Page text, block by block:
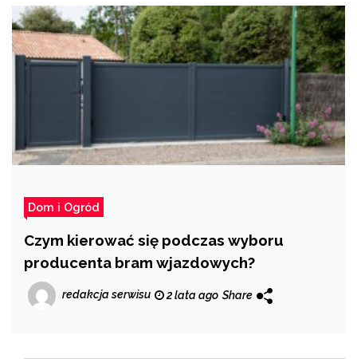
Dom i Ogród
Czym kierować się podczas wyboru
producenta bram wjazdowych?
redakcja serwisu 2 lata ago Share